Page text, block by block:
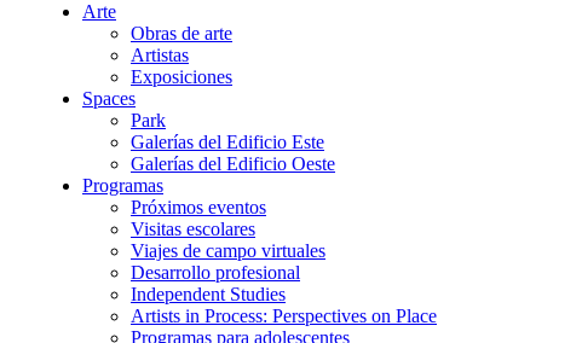
Arte
Obras de arte
Artistas
Exposiciones
Spaces
Park
Galerías del Edificio Este
Galerías del Edificio Oeste
Programas
Próximos eventos
Visitas escolares
Viajes de campo virtuales
Desarrollo profesional
Independent Studies
Artists in Process: Perspectives on Place
Programas para adolescentes